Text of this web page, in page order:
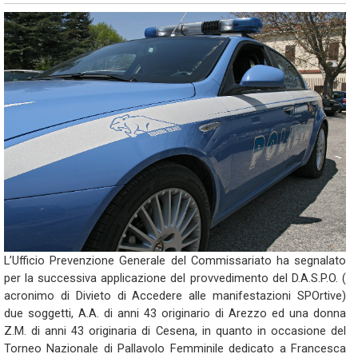
L’Ufficio Prevenzione Generale del Commissariato ha segnalato
per la successiva applicazione del provvedimento del D.A.S.P.O. (
acronimo di Divieto di Accedere alle manifestazioni SPOrtive)
due soggetti, A.A. di anni 43 originario di Arezzo ed una donna
Z.M. di anni 43 originaria di Cesena, in quanto in occasione del
Torneo Nazionale di Pallavolo Femminile dedicato a Francesca